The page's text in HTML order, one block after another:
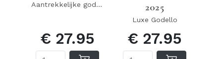
Aantrekkelijke godello
€ 27.95
2025
Luxe Godello
€ 27.95